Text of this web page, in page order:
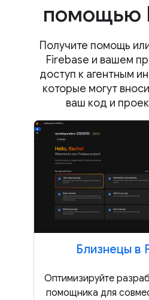
помощью
Получите помощь
Firebase и вашем
доступ к агентным
которые могут
ваш код и
Близнецы в
Оптимизируйте
помощника для